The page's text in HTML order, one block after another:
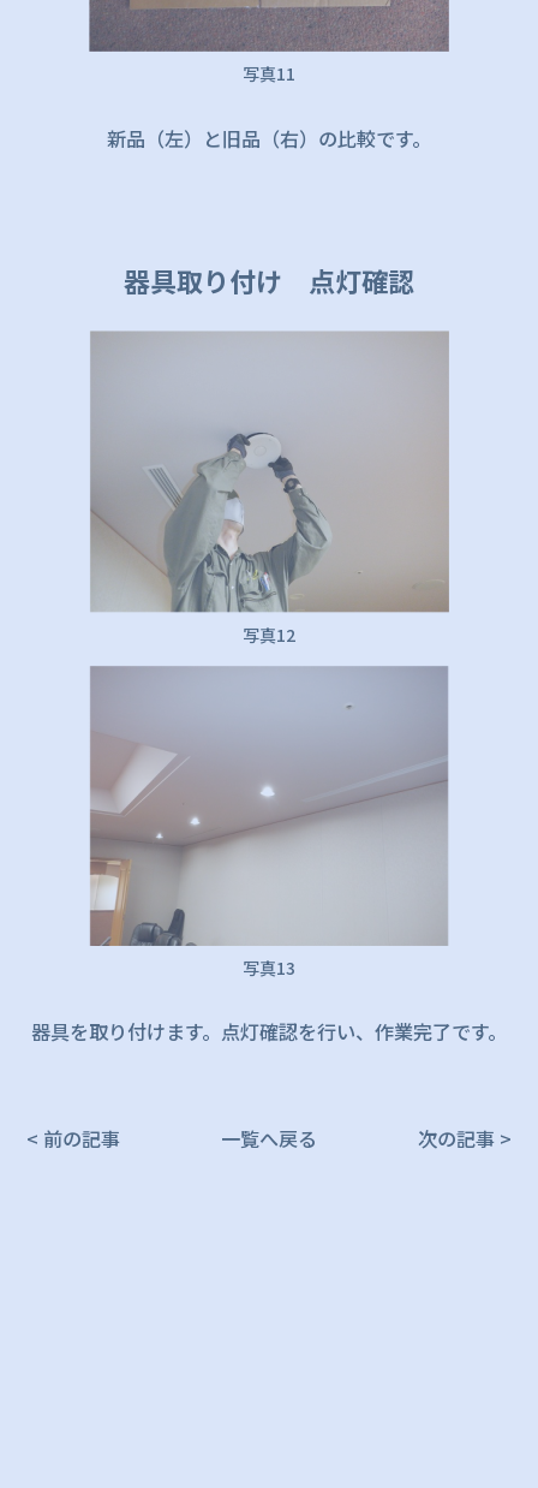
写真11
新品（左）と旧品（右）の比較です。
器具取り付け 点灯確認
写真12
写真13
器具を取り付けます。点灯確認を行い、作業完了です。
< 前の記事 一覧へ戻る 次の記事 >